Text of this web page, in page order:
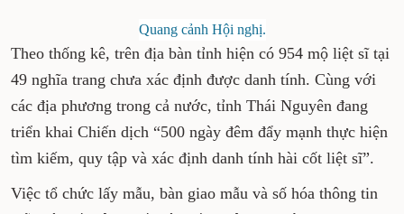
Quang cảnh Hội nghị.
Theo thống kê, trên địa bàn tỉnh hiện có 954 mộ liệt sĩ tại
49 nghĩa trang chưa xác định được danh tính. Cùng với
các địa phương trong cả nước, tỉnh Thái Nguyên đang
triển khai Chiến dịch “500 ngày đêm đẩy mạnh thực hiện
tìm kiếm, quy tập và xác định danh tính hài cốt liệt sĩ”.
Việc tổ chức lấy mẫu, bàn giao mẫu và số hóa thông tin